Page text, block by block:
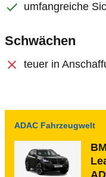
umfangreiche
Schwächen
teuer in
ADAC Fahrzeugwelt